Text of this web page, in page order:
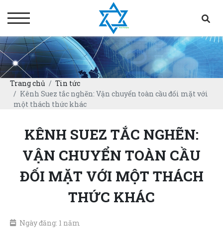
Trang chủ
Tin tức
Kênh Suez tắc nghẽn: Vận chuyển toàn cầu đối mặt với
một thách thức khác
KÊNH SUEZ TẮC NGHẼN:
VẬN CHUYỂN TOÀN CẦU
ĐỐI MẶT VỚI MỘT THÁCH
THỨC KHÁC
Ngày đăng: 1 năm